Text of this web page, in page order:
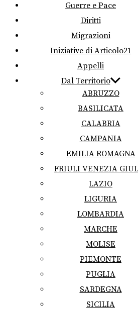
Guerre e Pace
Diritti
Migrazioni
Iniziative di Articolo21
Appelli
Dal Territorio
ABRUZZO
BASILICATA
CALABRIA
CAMPANIA
EMILIA ROMAGNA
FRIULI VENEZIA
LAZIO
LIGURIA
LOMBARDIA
MARCHE
MOLISE
PIEMONTE
PUGLIA
SARDEGNA
SICILIA